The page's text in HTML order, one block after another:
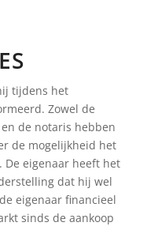
tijdens het
Zowel de
de notaris hebben
de mogelijkheid het
eigenaar heeft het
dat hij wel
eigenaar financieel
sinds de aankoop